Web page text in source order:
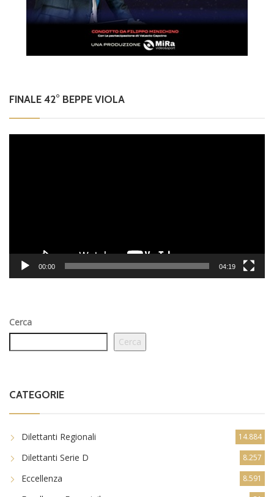
FINALE 42° BEPPE VIOLA
00:00 04:19
Cerca
Cerca
CATEGORIE
Dilettanti Regionali 14.884
Dilettanti Serie D 8.257
Eccellenza 8.591